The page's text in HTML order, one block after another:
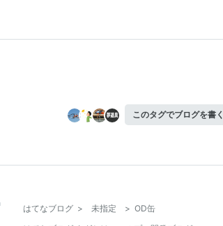
このタグでブログを書く
はてなブログ > 未指定 > OD缶